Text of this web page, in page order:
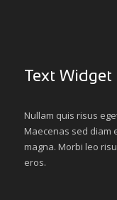
Text Widget
Nullam quis risus
Maecenas sed diam
magna. Morbi leo
eros.